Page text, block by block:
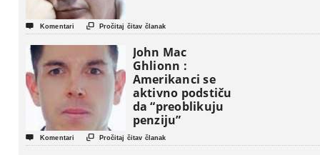
 Komentari  Pročitaj čitav članak
John Mac
Ghlionn :
Amerikanci se
aktivno podstiču
da “preoblikuju
penziju”
 Komentari  Pročitaj čitav članak